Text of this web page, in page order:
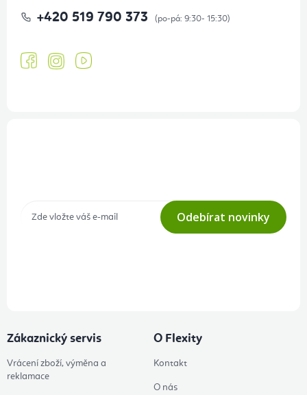
+420 519 790 373
Odebírat novinky
Zákaznický servis
Vrácení zboží, výměna a
reklamace
O Flexity
Kontakt
O nás